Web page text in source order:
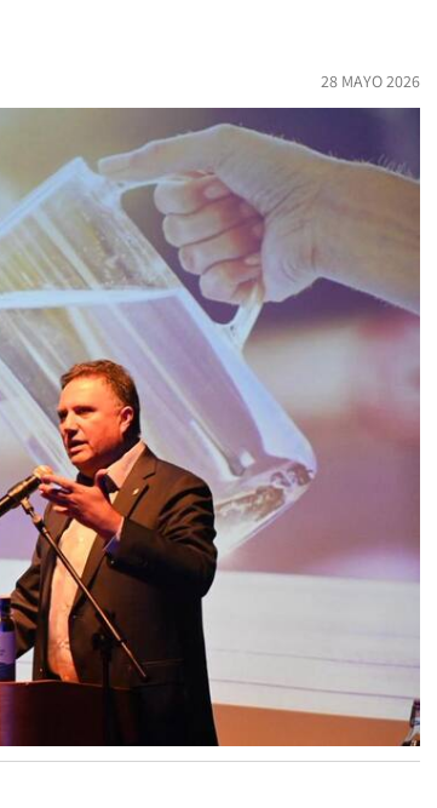
28 MAYO 2026